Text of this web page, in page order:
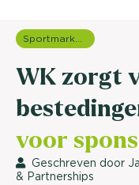
Sportmarketing onderzoek
WK zorgt
voor
Geschreven door
& Partnerships